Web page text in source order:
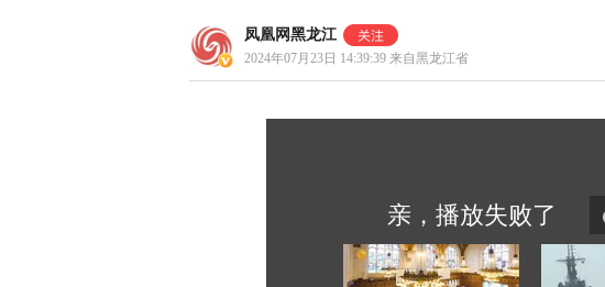
凤凰网黑龙江
2024年07月23日 14:39:39 来自黑龙江省
亲，播放失败了